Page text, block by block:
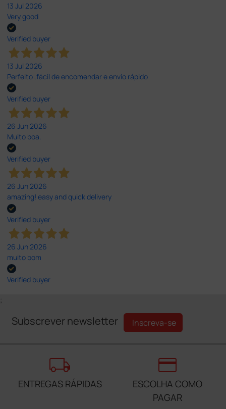
13 Jul 2026
Very good
Verified buyer
13 Jul 2026
Perfeito ,fácil de encomendar e envio rápido
Verified buyer
26 Jun 2026
Muito boa.
Verified buyer
26 Jun 2026
amazing! easy and quick delivery
Verified buyer
26 Jun 2026
muito bom
Verified buyer
;
Subscrever newsletter Inscreva-se
local_shipping
ENTREGAS RÁPIDAS
credit_card
ESCOLHA COMO
PAGAR